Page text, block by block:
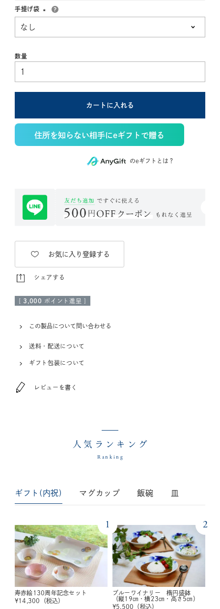
手提げ袋
カートに入れる
住所を知らない相手にeギフトで贈る
のeギフトとは？
お気に入り登録する
シェアする
[ 3,000 ポイント進呈 ]
この製品について問い合わせる
送料・配送について
ギフト包装について
レビューを書く
人気ランキング
Ranking
ギフト(内祝) マグカップ 飯碗 皿
1
寿赤絵130周年記念セット
¥14,300 （税込）
2
ブルーワイナリー 楕円盛鉢
（縦19㎝・横23㎝・高さ5㎝）
¥5,500 （税込）